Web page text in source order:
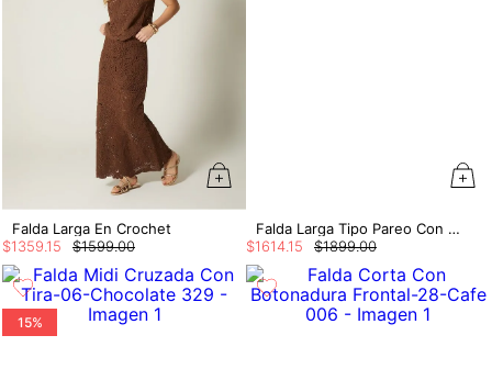
Falda Larga En Crochet
$1599.00
$1359.15
Falda Larga Tipo Pareo Con Hebillas
$1899.00
$1614.15
15%